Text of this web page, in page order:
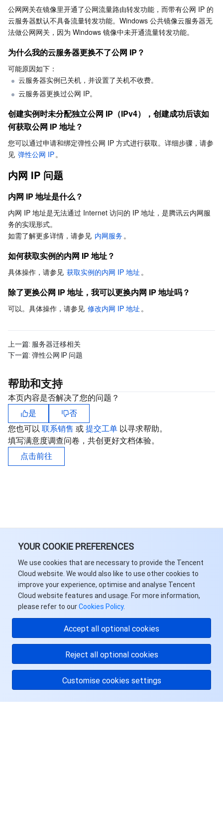
YOUR COOKIE PREFERENCES
We use cookies that are necessary to provide the Tencent
Cloud website. We would also like to use other cookies to
improve your experience, optimise and analyse Tencent
Cloud website features and usage. For more information,
please refer to ourCookies Policy.
Accept all optional cookies
Reject all optional cookies
Customise cookies settings
云联网
弹性网卡
NAT 网关
网络流日志
Anycast 公网加速
共享带宽包
私有连接
弹性公网 IP
堡垒机
数据安全审计
图片内容安全
音频内容安全
视频内容安全
风险识别 RCE
游戏安全
安全服务平台
云防火墙
Web 应用防火墙
主机安全
云安全中心
漏洞扫描服务
防火墙管理
应用安全
移动应用安全
安全凭证服务
域名与网站
域名注册
私有域解析 Private DNS
移动解析 HTTPDNS
DNSPod
企业应用
腾讯电子签
腾讯会议
腾讯乐享
大数据
弹性 MapReduce
Elasticsearch Service
数据湖计算
腾讯云数据仓库 TCHouse-C
腾讯云数据仓库 TCHouse-P
腾讯云 BI
多模态智能数据湖 TCLake
AI 基础产品
人脸识别
语音识别
机器翻译
人脸融合
AI 应用产品
人脸核身
腾讯云大模型训推平台TI-ONE
智能音乐平台
腾讯大模型
腾讯云智能体开发平台
大模型图像创作引擎
腾讯混元生3D
腾讯混元大模型
大模型服务平台 TokenHub
物联网
消息队列 CKafka 版
消息队列 RabbitMQ 版
消息队列 Pulsar 版
消息队列 MQTT 版
消息队列 CMQ 版
消息队列 CMQ
通信服务
移动推送
邮件推送
即时通信 IM
实时音视频
实时互动-教育版
实时互动-工业能源版
游戏多媒体引擎
视频服务
媒体直播
媒体包装
媒体传输
云直播
媒体点播
直播录制
媒体处理
媒体处理
应用云渲染
视频终端SDK
直播 SDK
教育服务
智能导诊
智能预问诊
SDK
智能顾问
云资源自动化 for Terraform
访问管理
操作审计
云市场
云原生构建
腾讯云代码分析
腾讯云超级应用服务
Low Code
云开发 CloudBase
监控与运维
应用性能监控
前端性能监控
云拨测
云迁移
云 API
腾讯云命令行工具
软件产品公告专区
软件产品生命周期公告
专有云软件
腾讯专有云企业版 TCE
腾讯云数据库
公网网关在镜像里开通了公网流量路由转发功能，而带有公网 IP 的
云服务器默认不具备流量转发功能。Windows 公共镜像云服务器无
法做公网网关，因为 Windows 镜像中未开通流量转发功能。
为什么我的云服务器更换不了公网 IP？
可能原因如下：
云服务器实例已关机，并设置了关机不收费。
云服务器更换过公网 IP。
创建实例时未分配独立公网 IP（IPv4），创建成功后该如
何获取公网 IP 地址？
您可以通过申请和绑定弹性公网 IP 方式进行获取。详细步骤，请参
见 弹性公网 IP。
内网 IP 问题
内网 IP 地址是什么？
内网 IP 地址是无法通过 Internet 访问的 IP 地址，是腾讯云内网服
务的实现形式。
如需了解更多详情，请参见 内网服务 。
如何获取实例的内网 IP 地址？
具体操作，请参见 获取实例的内网 IP 地址 。
除了更换公网 IP 地址，我可以更换内网 IP 地址吗？
可以。具体操作，请参见 修改内网 IP 地址 。
上一篇: 服务器迁移相关
下一篇: 弹性公网 IP 问题
帮助和支持
本页内容是否解决了您的问题？
是
否
您也可以 联系销售 或 提交工单 以寻求帮助。
填写满意度调查问卷，共创更好文档体验。
点击前往